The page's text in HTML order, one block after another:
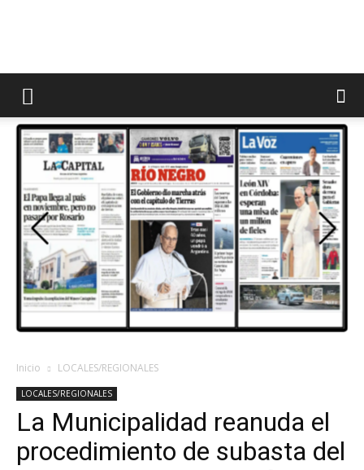
Inicio LOCALES/REGIONALES
LOCALES/REGIONALES
La Municipalidad reanuda el
procedimiento de subasta del